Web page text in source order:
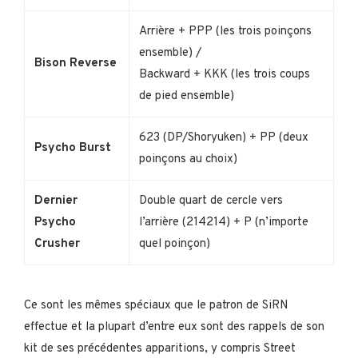
Bison Reverse
Arrière + PPP (les trois poinçons
ensemble) /
Backward + KKK (les trois coups
de pied ensemble)
Psycho Burst
623 (DP/Shoryuken) + PP (deux
poinçons au choix)
Dernier
Psycho
Crusher
Double quart de cercle vers
l’arrière (214214) + P (n’importe
quel poinçon)
Ce sont les mêmes spéciaux que le patron de SiRN
effectue et la plupart d’entre eux sont des rappels de son
kit de ses précédentes apparitions, y compris Street